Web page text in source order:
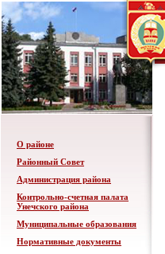
О районе
Районный Совет
Администрация района
Контрольно-счетная палата
Унечского района
Муниципальные образования
Нормативные документы